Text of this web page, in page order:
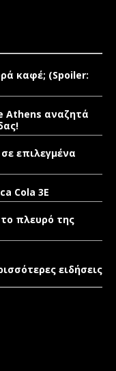
καφέ; (Spoiler:
Athens αναζητά
επιλεγμένα
Cola 3E
πλευρό της
ειδήσεις